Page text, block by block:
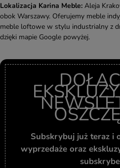
Lokalizacja Karina Meble: Aleja
obok Warszawy. Oferujemy meble
meble loftowe w stylu industrialny z
dzięki mapie Google powyżej.
Subskrybuj już teraz i
wyprzedaże oraz